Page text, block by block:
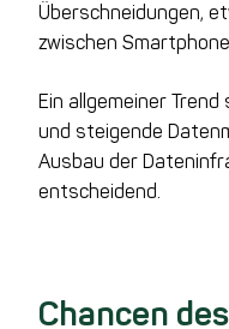
Überschneidungen,
zwischen
Ein allgemeiner Trend
und steigende
Ausbau der
entscheidend.
Chancen